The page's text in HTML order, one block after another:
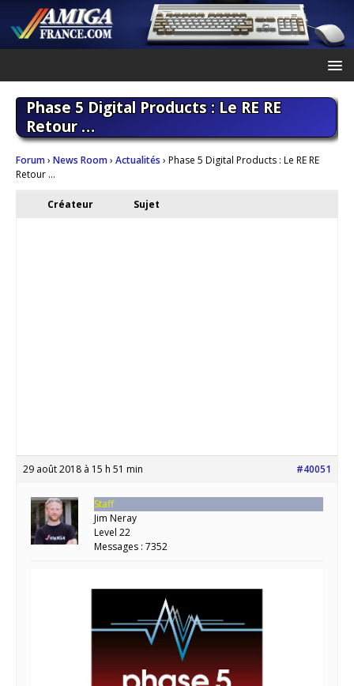
Phase 5 Digital Products : Le RE RE
Retour …
Forum› News Room› Actualités › Phase 5 Digital Products : Le RE RE
Retour …
Créateur Sujet
29 août 2018 à 15 h 51 min #40051
Staff
Jim Neray
Level 22
Messages : 7352